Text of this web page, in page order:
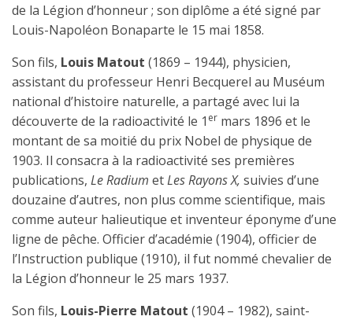
de la Légion d’honneur ; son diplôme a été signé par
Louis-Napoléon Bonaparte le 15 mai 1858.
Son fils, Louis Matout (1869 – 1944), physicien,
assistant du professeur Henri Becquerel au Muséum
national d’histoire naturelle, a partagé avec lui la
découverte de la radioactivité le 1 er mars 1896 et le
montant de sa moitié du prix Nobel de physique de
1903. Il consacra à la radioactivité ses premières
publications, Le Radium etLes Rayons X, suivies d’une
douzaine d’autres, non plus comme scientifique, mais
comme auteur halieutique et inventeur éponyme d’une
ligne de pêche. Officier d’académie (1904), officier de
l’Instruction publique (1910), il fut nommé chevalier de
la Légion d’honneur le 25 mars 1937.
Son fils, Louis-Pierre Matout (1904 – 1982), saint-